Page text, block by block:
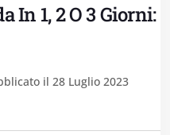
In 1, 2 O 3 Giorni:
il 28 Luglio 2023